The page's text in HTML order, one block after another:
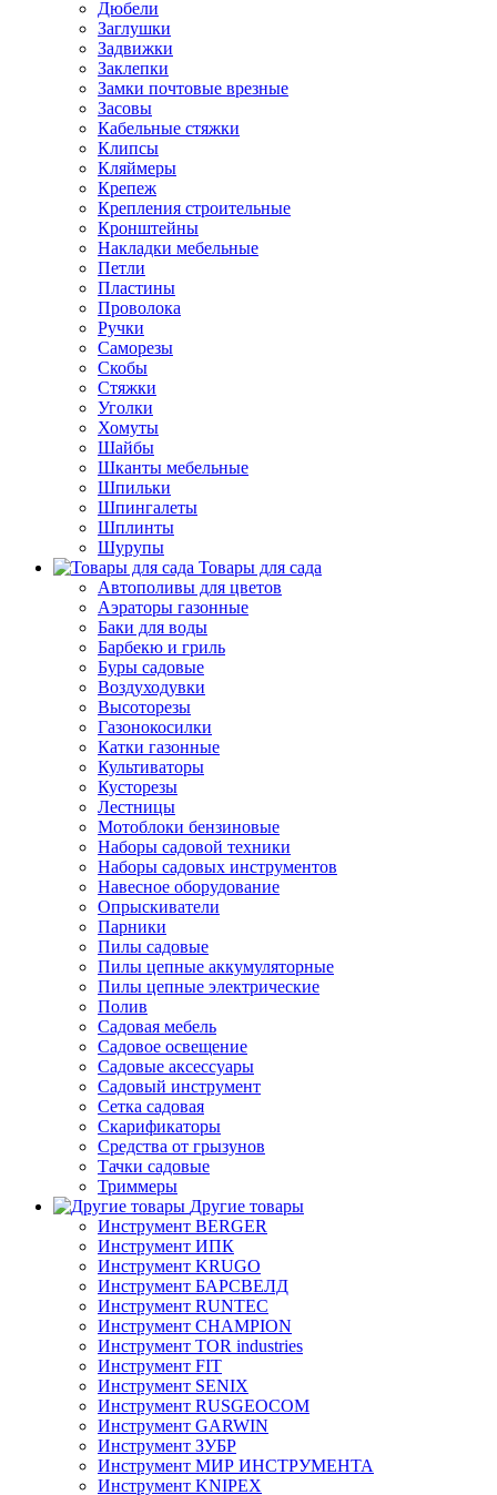
Дюбели
Заглушки
Задвижки
Заклепки
Замки почтовые врезные
Засовы
Кабельные стяжки
Клипсы
Кляймеры
Крепеж
Крепления строительные
Кронштейны
Накладки мебельные
Петли
Пластины
Проволока
Ручки
Саморезы
Скобы
Стяжки
Уголки
Хомуты
Шайбы
Шканты мебельные
Шпильки
Шпингалеты
Шплинты
Шурупы
Товары для сада
Автополивы для цветов
Аэраторы газонные
Баки для воды
Барбекю и гриль
Буры садовые
Воздуходувки
Высоторезы
Газонокосилки
Катки газонные
Культиваторы
Кусторезы
Лестницы
Мотоблоки бензиновые
Наборы садовой техники
Наборы садовых инструментов
Навесное оборудование
Опрыскиватели
Парники
Пилы садовые
Пилы цепные аккумуляторные
Пилы цепные электрические
Полив
Садовая мебель
Садовое освещение
Садовые аксессуары
Садовый инструмент
Сетка садовая
Скарификаторы
Средства от грызунов
Тачки садовые
Триммеры
Другие товары
Инструмент BERGER
Инструмент ИПК
Инструмент KRUGO
Инструмент БАРСВЕЛД
Инструмент RUNTEC
Инструмент CHAMPION
Инструмент TOR industries
Инструмент FIT
Инструмент SENIX
Инструмент RUSGEOCOM
Инструмент GARWIN
Инструмент ЗУБР
Инструмент МИР ИНСТРУМЕНТА
Инструмент KNIPEX